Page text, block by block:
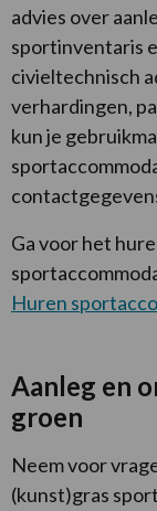
advies over
sportinventaris
civieltechnisch
verhardingen,
kun je
Ga voor het
Huren
Aanleg en
groen
Neem voor
(kunst)gras